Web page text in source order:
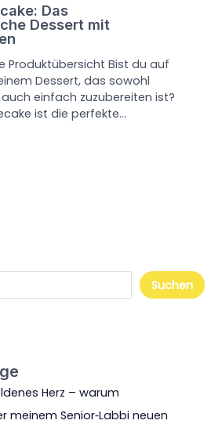
Das
Dessert mit
Produktübersicht Bist du auf
Dessert, das sowohl
einfach zuzubereiten ist?
ist die perfekte…
Suchen
Herz – warum
meinem Senior‑Labbi neuen